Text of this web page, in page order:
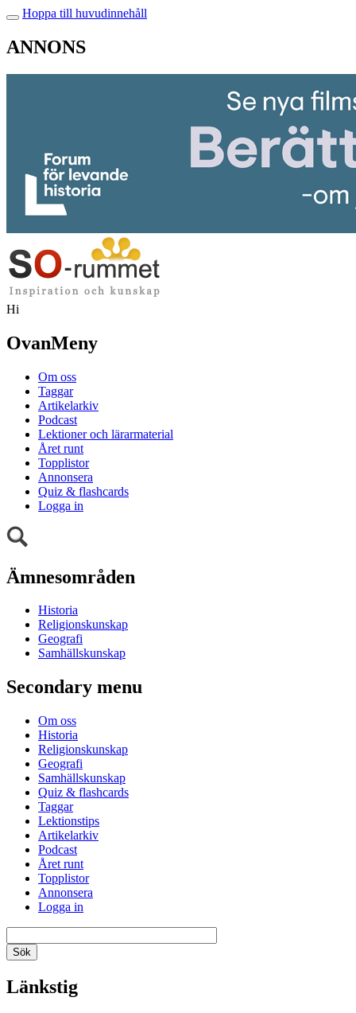
Hoppa till huvudinnehåll
ANNONS
Hi
OvanMeny
Om oss
Taggar
Artikelarkiv
Podcast
Lektioner och lärarmaterial
Året runt
Topplistor
Annonsera
Quiz & flashcards
Logga in
Ämnesområden
Historia
Religionskunskap
Geografi
Samhällskunskap
Secondary menu
Om oss
Historia
Religionskunskap
Geografi
Samhällskunskap
Quiz & flashcards
Taggar
Lektionstips
Artikelarkiv
Podcast
Året runt
Topplistor
Annonsera
Logga in
Länkstig